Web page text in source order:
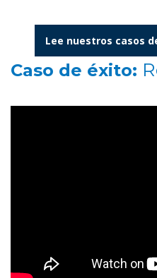
Lee nuestros casos
Caso de éxito: